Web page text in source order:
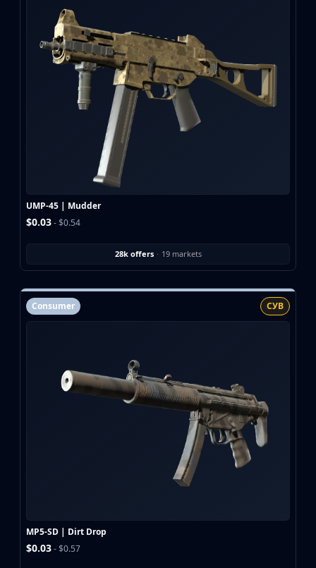
UMP-45 | Mudder
$0.03- $0.54
28k offers · 19 markets
Consumer СУВ
MP5-SD | Dirt Drop
$0.03- $0.57